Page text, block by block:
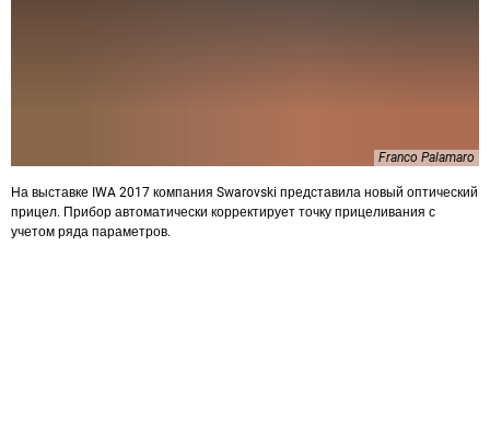
Franco Palamaro
На выставке IWA 2017 компания Swarovski представила новый оптический
прицел. Прибор автоматически корректирует точку прицеливания с
учетом ряда параметров.